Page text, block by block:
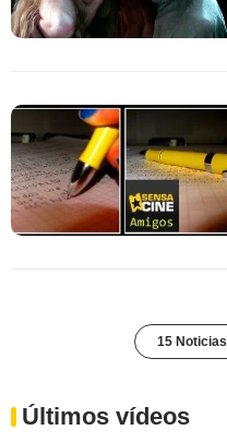
15
Últimos vídeos